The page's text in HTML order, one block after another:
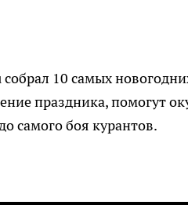
10 самых
праздника, помогут
самого боя курантов.